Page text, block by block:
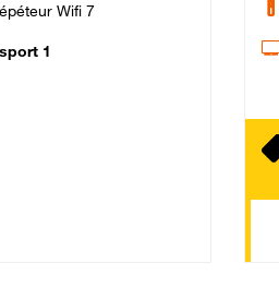
Wifi 7
1